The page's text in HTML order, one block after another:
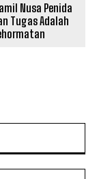
Nusa Penida
Tugas Adalah